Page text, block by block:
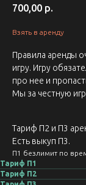
700,00 р.
Взять в аренду
Правила аренды
игру. Игру
про нее и
Мы за честную
Тариф П2 и П3
Есть выкуп П3.
П1 безлимит по
Тариф П1
Тариф П2